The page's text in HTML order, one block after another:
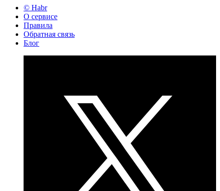
© Habr
О сервисе
Правила
Обратная связь
Блог